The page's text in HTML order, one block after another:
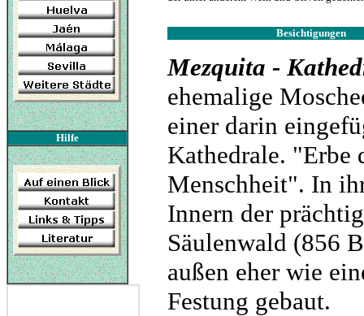
Hilfe
Besichtigungen
Mezquita -
ehemalige
einer darin
Kathedrale. "Erbe
Menschheit". In
Innern der
Säulenwald (856
außen eher wie
Festung gebaut.